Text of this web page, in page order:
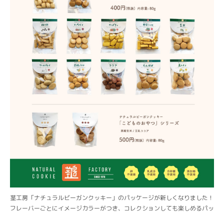
茎工房「ナチュラルビーガンクッキー」のパッケージが新しくなりました！
フレーバーごとにイメージカラーがつき、コレクションしても楽しめるパッ